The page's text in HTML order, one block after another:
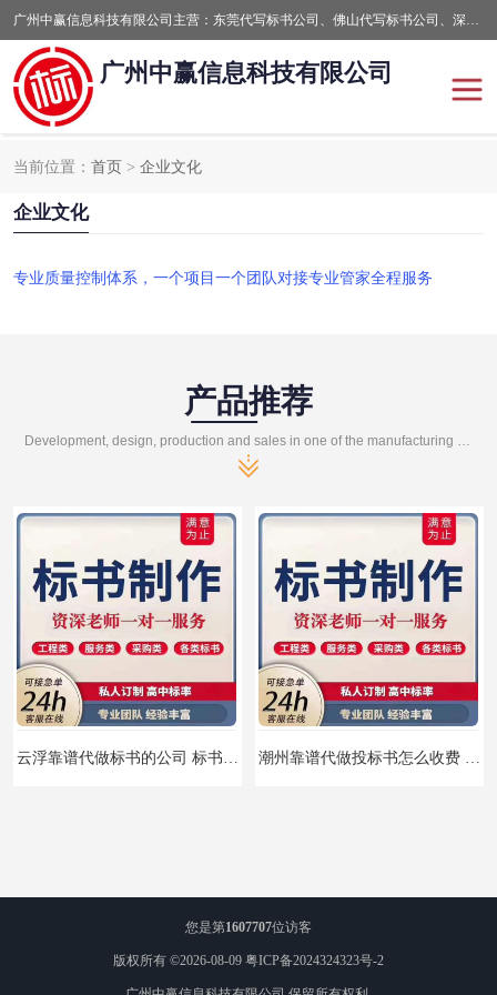
广州中赢信息科技有限公司主营：东莞代写标书公司、佛山代写标书公司、深圳代写标书公司等,食品类标书、工程类类标书,经验丰富的标书制作团队,24小时加急服务,多对一服务。
广州中赢信息科技有限公司
当前位置： 首页 > 企业文化
企业文化
专业质量控制体系，一个项目一个团队对接专业管家全程服务
产品推荐
Development, design, production and sales in one of the manufacturing enterprises
您是第1607707位访客
版权所有 ©2026-08-09 粤ICP备2024324323号-2